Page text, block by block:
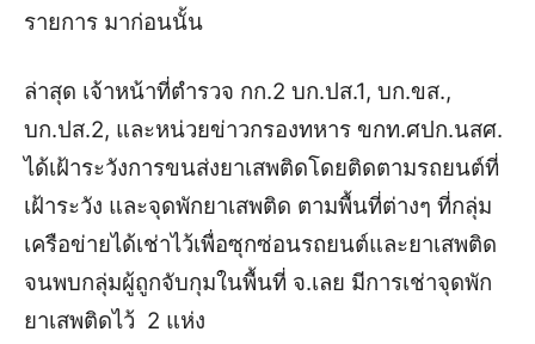
รายการ มาก่อนนั้น
ล่าสุด เจ้าหน้าที่ตำรวจ กก.2 บก.ปส.1, บก.ขส.,
บก.ปส.2, และหน่วยข่าวกรองทหาร ขกท.ศปก.นสศ.
ได้เฝ้าระวังการขนส่งยาเสพติดโดยติดตามรถยนต์ที่
เฝ้าระวัง และจุดพักยาเสพติด ตามพื้นที่ต่างๆ ที่กลุ่ม
เครือข่ายได้เช่าไว้เพื่อซุกซ่อนรถยนต์และยาเสพติด
จนพบกลุ่มผู้ถูกจับกุมในพื้นที่ จ.เลย มีการเช่าจุดพัก
ยาเสพติดไว้ 2 แห่ง